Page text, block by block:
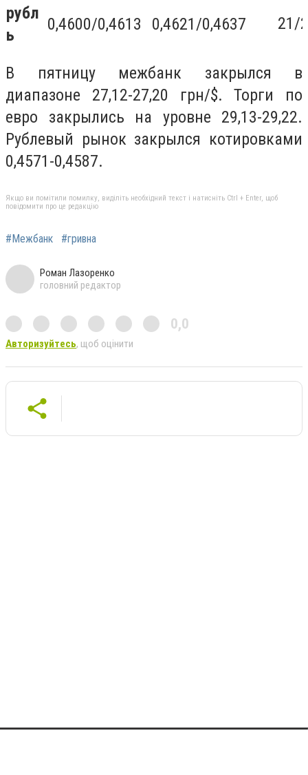
рубл
ь
0,4600/0,4613 0,4621/0,4637 21/
В пятницу межбанк закрылся в
диапазоне 27,12-27,20 грн/$. Торги по
евро закрылись на уровне 29,13-29,22.
Рублевый рынок закрылся котировками
0,4571-0,4587.
Якщо ви помітили помилку, виділіть необхідний текст і натисніть Ctrl + Enter, щоб
повідомити про це редакцію
#Межбанк #гривна
Роман Лазоренко
головний редактор
0,0
Авторизуйтесь, щоб оцінити